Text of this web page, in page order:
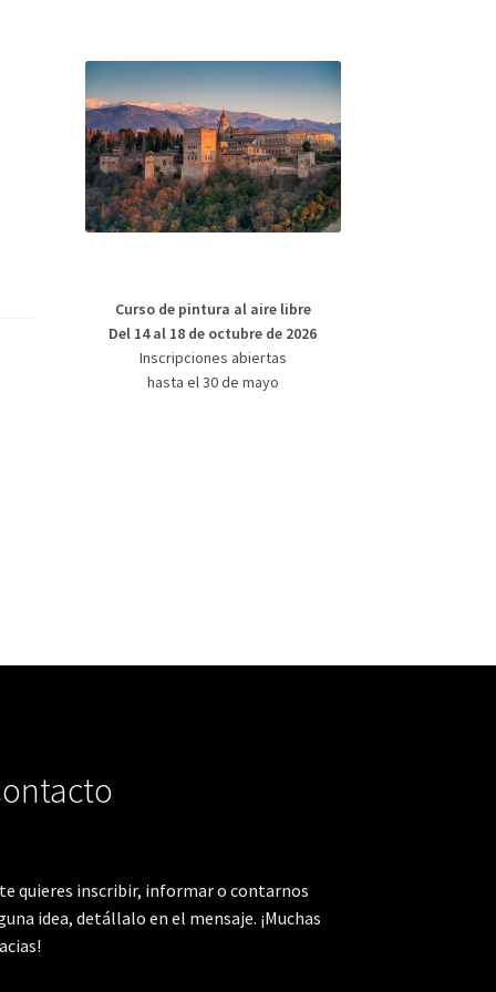
Curso de pintura al aire libre
Del 14 al 18 de octubre de 2026
Inscripciones abiertas
hasta el 30 de mayo
quieres inscribir, informar o contarnos
idea, detállalo en el mensaje. ¡Muchas